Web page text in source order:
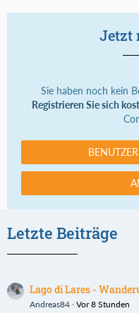
Jetzt
Sie haben noch kein
Registrieren Sie sich
Letzte Beiträge
Lago di Lares -
Andreas84 Vor 8 Stunden